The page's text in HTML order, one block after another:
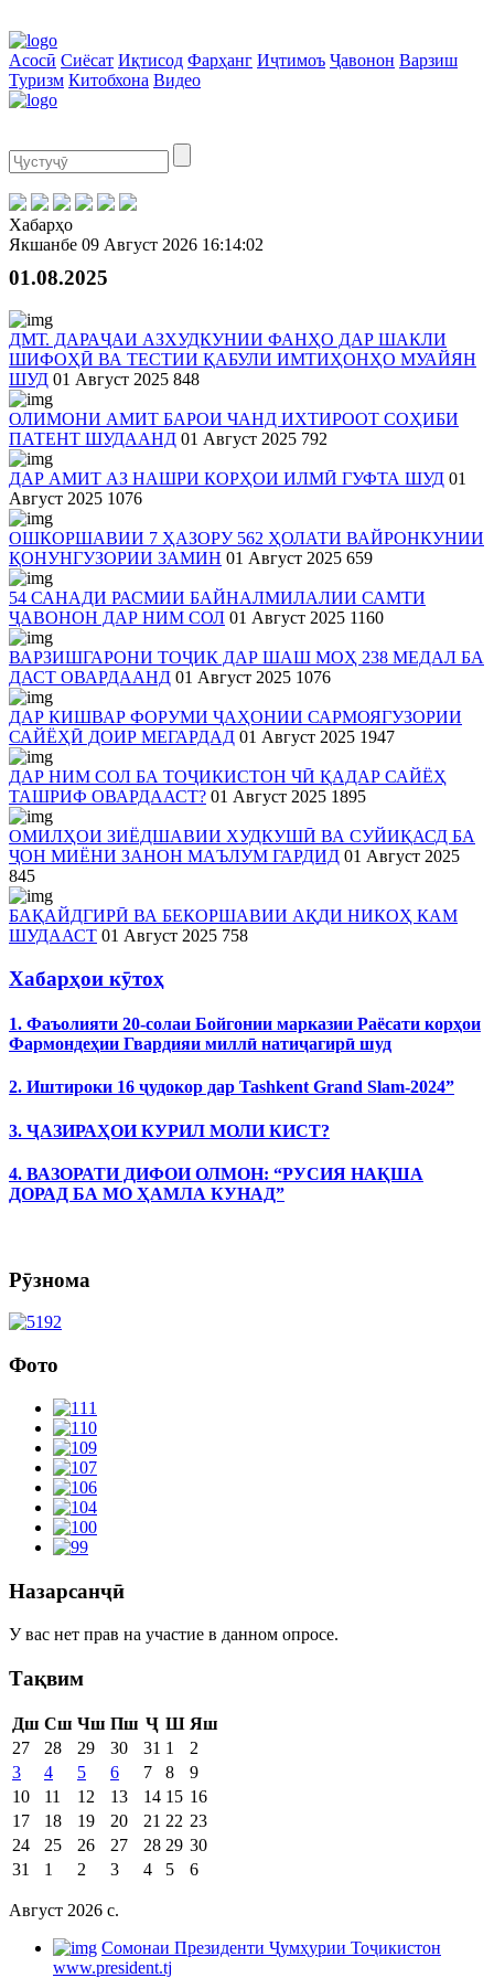
Асосӣ Сиёсат Иқтисод Фарҳанг Иҷтимоъ Ҷавонон Варзиш
Туризм Китобхона Видео
Хабарҳо
Якшанбе 09 Август 2026 16:14:02
01.08.2025
ДМТ. ДАРАҶАИ АЗХУДКУНИИ ФАНҲО ДАР ШАКЛИ
ШИФОҲӢ ВА ТЕСТИИ ҚАБУЛИ ИМТИҲОНҲО МУАЙЯН
ШУД 01 Август 2025 848
ОЛИМОНИ АМИТ БАРОИ ЧАНД ИХТИРООТ СОҲИБИ
ПАТЕНТ ШУДААНД 01 Август 2025 792
ДАР АМИТ АЗ НАШРИ КОРҲОИ ИЛМӢ ГУФТА ШУД 01
Август 2025 1076
ОШКОРШАВИИ 7 ҲАЗОРУ 562 ҲОЛАТИ ВАЙРОНКУНИИ
ҚОНУНГУЗОРИИ ЗАМИН 01 Август 2025 659
54 САНАДИ РАСМИИ БАЙНАЛМИЛАЛИИ САМТИ
ҶАВОНОН ДАР НИМ СОЛ 01 Август 2025 1160
ВАРЗИШГАРОНИ ТОҶИК ДАР ШАШ МОҲ 238 МЕДАЛ БА
ДАСТ ОВАРДААНД 01 Август 2025 1076
ДАР КИШВАР ФОРУМИ ҶАҲОНИИ САРМОЯГУЗОРИИ
САЙЁҲӢ ДОИР МЕГАРДАД 01 Август 2025 1947
ДАР НИМ СОЛ БА ТОҶИКИСТОН ЧӢ ҚАДАР САЙЁҲ
ТАШРИФ ОВАРДААСТ? 01 Август 2025 1895
ОМИЛҲОИ ЗИЁДШАВИИ ХУДКУШӢ ВА СУЙИҚАСД БА
ҶОН МИЁНИ ЗАНОН МАЪЛУМ ГАРДИД 01 Август 2025
845
БАҚАЙДГИРӢ ВА БЕКОРШАВИИ АҚДИ НИКОҲ КАМ
ШУДААСТ 01 Август 2025 758
Хабарҳои кӯтоҳ
1. Фаъолияти 20-солаи Бойгонии марказии Раёсати корҳои
Фармондеҳии Гвардияи миллӣ натиҷагирӣ шуд
2. Иштироки 16 ҷудокор дар Tashkent Grand Slam-2024”
3. ҶАЗИРАҲОИ КУРИЛ МОЛИ КИСТ?
4. ВАЗОРАТИ ДИФОИ ОЛМОН: “РУСИЯ НАҚША
ДОРАД БА МО ҲАМЛА КУНАД”
Рӯзнома
Фото
Назарсанҷӣ
У вас нет прав на участие в данном опросе.
Тақвим
Дш Сш Чш Пш Ҷ Ш Яш
27
28 29 30 31 1
2
3
4 5 6 7 8
9
10
11 12 13 14 15 16
17
18 19 20 21 22 23
24
25 26 27 28 29 30
31
1 2 3 4 5 6
Август 2026 c.
Cомонаи Президенти Ҷумҳурии Тоҷикистон
www.president.tj